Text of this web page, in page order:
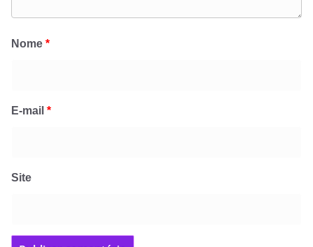
Nome *
E-mail *
Site